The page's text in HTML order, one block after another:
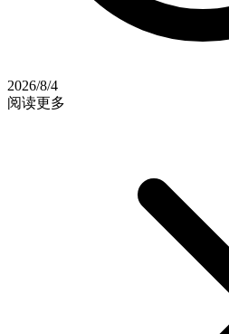
2026/8/4
阅读更多